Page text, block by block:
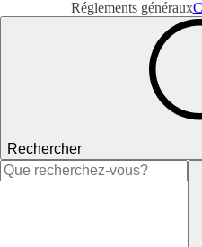
Réglements généraux
Rechercher
Rechercher :